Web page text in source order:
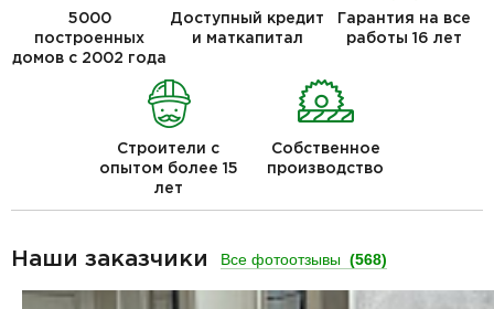
5000
построенных
домов с 2002 года
Доступный кредит
и маткапитал
Гарантия на все
работы 16 лет
Строители с
опытом более 15
лет
Собственное
производство
Наши заказчики Все фотоотзывы (568)